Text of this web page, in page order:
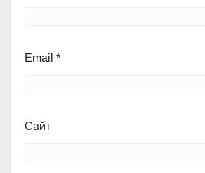
Email *
Сайт